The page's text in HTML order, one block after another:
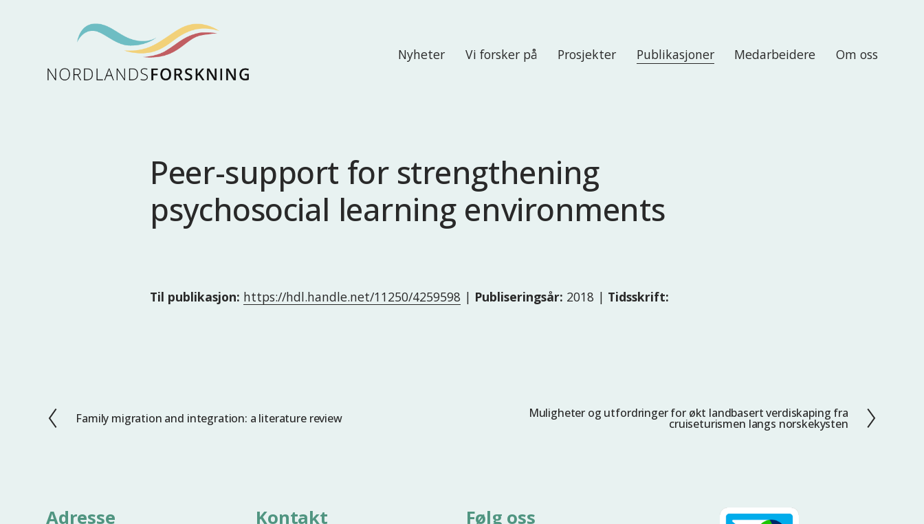
Nyheter Vi forsker på Prosjekter Publikasjoner Medarbeidere Om oss
Peer-support for strengthening
psychosocial learning environments
Til publikasjon: https://hdl.handle.net/11250/4259598 | Publiseringsår: 2018 | Tidsskrift:
F
g
Family migration and integration: a literature review Muligheter og utfordringer for økt landbasert verdiskaping fra
cruiseturismen langs norskekysten
Adresse Kontakt Følg oss